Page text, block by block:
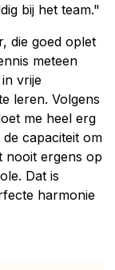
bij het team."
die goed oplet
meteen
vrije
leren. Volgens
me heel erg
capaciteit om
nooit ergens op
Dat is
harmonie